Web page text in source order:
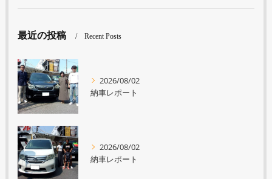
最近の投稿 Recent Posts
2026/08/02
納車レポート
2026/08/02
納車レポート